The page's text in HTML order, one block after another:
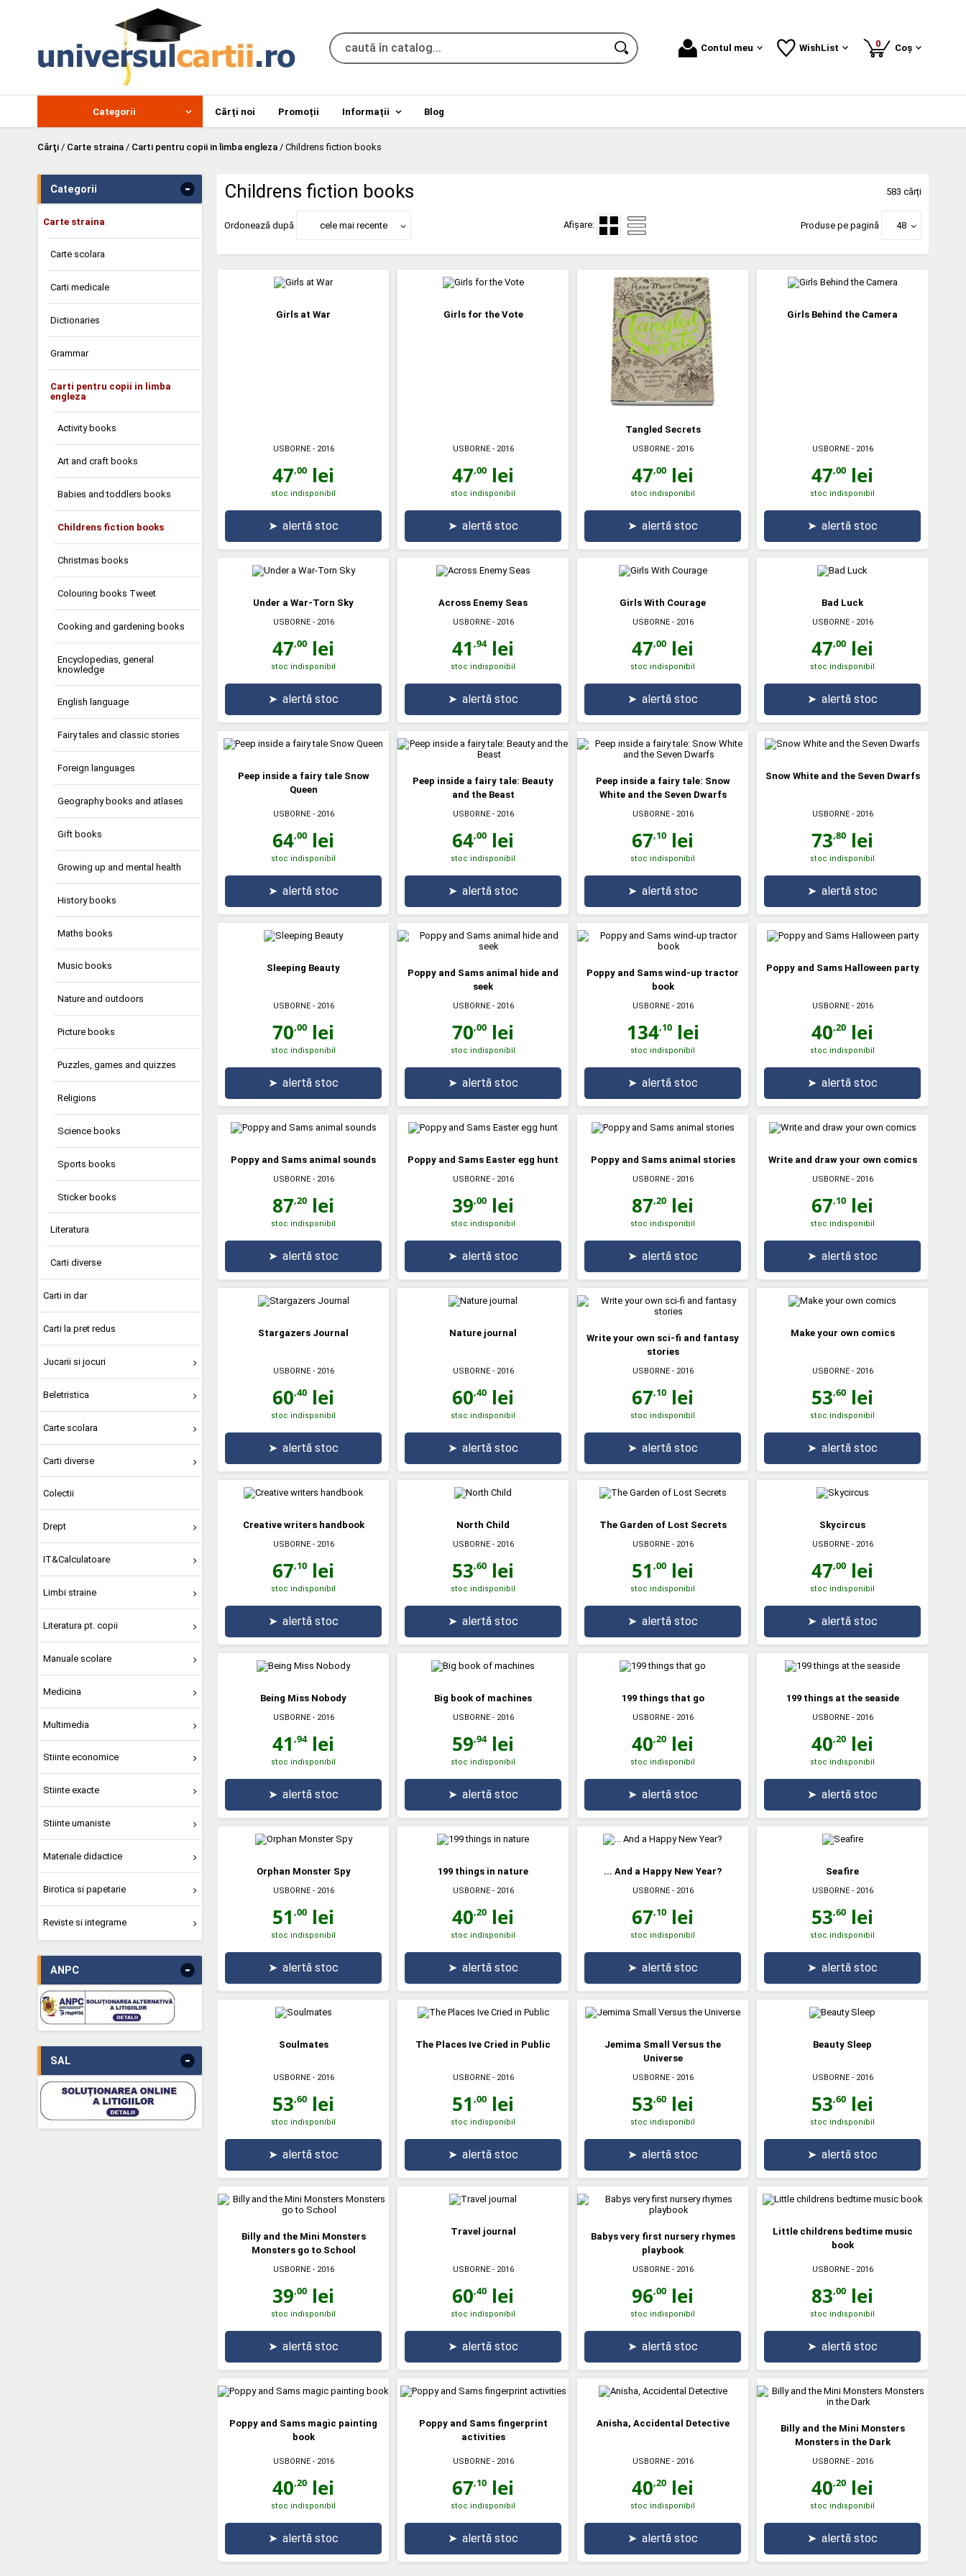
Contul meu WishList 0produse
Coș
Categorii Cărți noi Promoții Informații Blog
Cărţi / Carte straina / Carti pentru copii in limba engleza / Childrens fiction books
Categorii -
Carte straina
Carte scolara
Carti medicale
Dictionaries
Grammar
Carti pentru copii in limba
engleza
Activity books
Art and craft books
Babies and toddlers books
Childrens fiction books
Christmas books
Colouring books Tweet
Cooking and gardening books
Encyclopedias, general
knowledge
English language
Fairy tales and classic stories
Foreign languages
Geography books and atlases
Gift books
Growing up and mental health
History books
Maths books
Music books
Nature and outdoors
Picture books
Puzzles, games and quizzes
Religions
Science books
Sports books
Sticker books
Literatura
Carti diverse
Carti in dar
Carti la pret redus
Jucarii si jocuri
Beletristica
Carte scolara
Carti diverse
Colectii
Drept
IT&Calculatoare
Limbi straine
Literatura pt. copii
Manuale scolare
Medicina
Multimedia
Stiinte economice
Stiinte exacte
Stiinte umaniste
Materiale didactice
Birotica si papetarie
Reviste si integrame
ANPC -
SAL -
Childrens fiction books 583 cărți
Ordonează după cele mai recente Afișare: Produse pe pagină 48
Girls at War
USBORNE- 2016
47,00 lei
stoc indisponibil
➤ alertă stoc
Girls for the Vote
USBORNE- 2016
47,00 lei
stoc indisponibil
➤ alertă stoc
Tangled Secrets
USBORNE- 2016
47,00 lei
stoc indisponibil
➤ alertă stoc
Girls Behind the Camera
USBORNE- 2016
47,00 lei
stoc indisponibil
➤ alertă stoc
Under a War-Torn Sky
USBORNE- 2016
47,00 lei
stoc indisponibil
➤ alertă stoc
Across Enemy Seas
USBORNE- 2016
41 ,94lei
stoc indisponibil
➤ alertă stoc
Girls With Courage
USBORNE- 2016
47,00 lei
stoc indisponibil
➤ alertă stoc
Bad Luck
USBORNE- 2016
47,00 lei
stoc indisponibil
➤ alertă stoc
Peep inside a fairy tale Snow
Queen
USBORNE- 2016
64,00 lei
stoc indisponibil
➤ alertă stoc
Peep inside a fairy tale: Beauty
and the Beast
USBORNE- 2016
64,00 lei
stoc indisponibil
➤ alertă stoc
Peep inside a fairy tale: Snow
White and the Seven Dwarfs
USBORNE- 2016
67,10 lei
stoc indisponibil
➤ alertă stoc
Snow White and the Seven Dwarfs
USBORNE- 2016
73,80 lei
stoc indisponibil
➤ alertă stoc
Sleeping Beauty
USBORNE- 2016
70,00 lei
stoc indisponibil
➤ alertă stoc
Poppy and Sams animal hide and
seek
USBORNE- 2016
70,00 lei
stoc indisponibil
➤ alertă stoc
Poppy and Sams wind-up tractor
book
USBORNE- 2016
134,10lei
stoc indisponibil
➤ alertă stoc
Poppy and Sams Halloween party
USBORNE- 2016
40,20 lei
stoc indisponibil
➤ alertă stoc
Poppy and Sams animal sounds
USBORNE- 2016
87,20 lei
stoc indisponibil
➤ alertă stoc
Poppy and Sams Easter egg hunt
USBORNE- 2016
39,00 lei
stoc indisponibil
➤ alertă stoc
Poppy and Sams animal stories
USBORNE- 2016
87,20 lei
stoc indisponibil
➤ alertă stoc
Write and draw your own comics
USBORNE- 2016
67,10 lei
stoc indisponibil
➤ alertă stoc
Stargazers Journal
USBORNE- 2016
60,40 lei
stoc indisponibil
➤ alertă stoc
Nature journal
USBORNE- 2016
60,40 lei
stoc indisponibil
➤ alertă stoc
Write your own sci-fi and fantasy
stories
USBORNE- 2016
67,10 lei
stoc indisponibil
➤ alertă stoc
Make your own comics
USBORNE- 2016
53,60 lei
stoc indisponibil
➤ alertă stoc
Creative writers handbook
USBORNE- 2016
67,10 lei
stoc indisponibil
➤ alertă stoc
North Child
USBORNE- 2016
53,60 lei
stoc indisponibil
➤ alertă stoc
The Garden of Lost Secrets
USBORNE- 2016
51 ,00 lei
stoc indisponibil
➤ alertă stoc
Skycircus
USBORNE- 2016
47,00 lei
stoc indisponibil
➤ alertă stoc
Being Miss Nobody
USBORNE- 2016
41 ,94lei
stoc indisponibil
➤ alertă stoc
Big book of machines
USBORNE- 2016
59,94lei
stoc indisponibil
➤ alertă stoc
199 things that go
USBORNE- 2016
40,20 lei
stoc indisponibil
➤ alertă stoc
199 things at the seaside
USBORNE- 2016
40,20 lei
stoc indisponibil
➤ alertă stoc
Orphan Monster Spy
USBORNE- 2016
51 ,00 lei
stoc indisponibil
➤ alertă stoc
199 things in nature
USBORNE- 2016
40,20 lei
stoc indisponibil
➤ alertă stoc
... And a Happy New Year?
USBORNE- 2016
67,10 lei
stoc indisponibil
➤ alertă stoc
Seafire
USBORNE- 2016
53,60 lei
stoc indisponibil
➤ alertă stoc
Soulmates
USBORNE- 2016
53,60 lei
stoc indisponibil
➤ alertă stoc
The Places Ive Cried in Public
USBORNE- 2016
51 ,00 lei
stoc indisponibil
➤ alertă stoc
Jemima Small Versus the
Universe
USBORNE- 2016
53,60 lei
stoc indisponibil
➤ alertă stoc
Beauty Sleep
USBORNE- 2016
53,60 lei
stoc indisponibil
➤ alertă stoc
Billy and the Mini Monsters
Monsters go to School
USBORNE- 2016
39,00 lei
stoc indisponibil
➤ alertă stoc
Travel journal
USBORNE- 2016
60,40 lei
stoc indisponibil
➤ alertă stoc
Babys very first nursery rhymes
playbook
USBORNE- 2016
96,00 lei
stoc indisponibil
➤ alertă stoc
Little childrens bedtime music
book
USBORNE- 2016
83,00 lei
stoc indisponibil
➤ alertă stoc
Poppy and Sams magic painting
book
USBORNE- 2016
40,20 lei
stoc indisponibil
➤ alertă stoc
Poppy and Sams fingerprint
activities
USBORNE- 2016
67,10 lei
stoc indisponibil
➤ alertă stoc
Anisha, Accidental Detective
USBORNE- 2016
40,20 lei
stoc indisponibil
➤ alertă stoc
Billy and the Mini Monsters
Monsters in the Dark
USBORNE- 2016
40,20 lei
stoc indisponibil
➤ alertă stoc